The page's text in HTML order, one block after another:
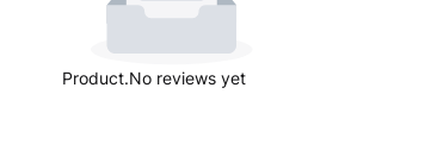
Product.No reviews yet